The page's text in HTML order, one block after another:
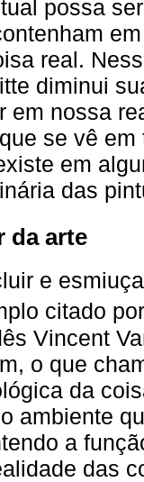
possa
real.
diminui
em nossa
se vê
em
das
da arte
e
citado
Vincent
o que
da
ambiente
a
das